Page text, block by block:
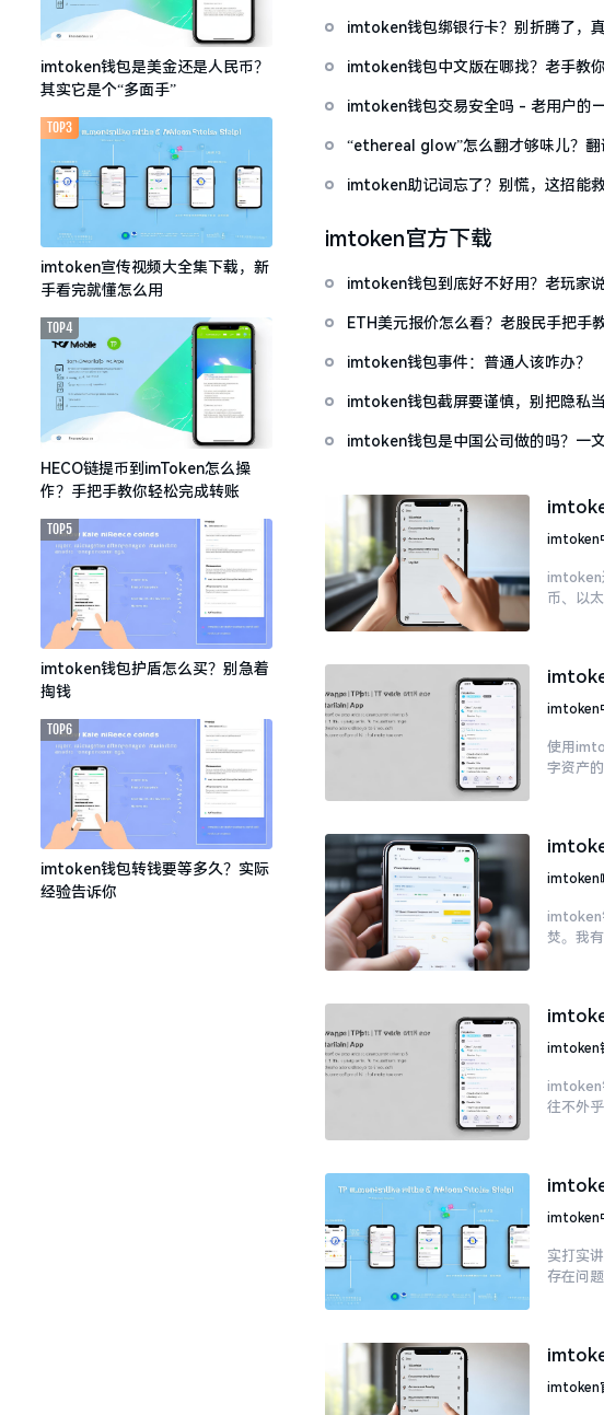
imtoken钱包是美金还是人民币？
其实它是个“多面手”
imtoken宣传视频大全集下载，新
手看完就懂怎么用
TOP3
HECO链提币到imToken怎么操
作？手把手教你轻松完成转账
TOP4
imtoken钱包护盾怎么买？别急着
掏钱
TOP5
imtoken钱包转钱要等多久？实际
经验告诉你
TOP6
imtoken钱包绑银行卡？别折腾了，
imtoken钱包中文版在哪找？老手教
imtoken钱包交易安全吗 - 老用户的
“ethereal glow”怎么翻才够味儿？翻
imtoken助记词忘了？别慌，这招能
imtoken官方下载
imtoken钱包到底好不好用？老玩家
ETH美元报价怎么看？老股民手把手
imtoken钱包事件：普通人该咋办？
imtoken钱包截屏要谨慎，别把隐私
imtoken钱包是中国公司做的吗？一
imtoken
imtoken
币、以
imtoken
使用
字资产
imtoken
imtoken
焚。我
imtoken
imtoken
往不外
imtoken
实打实
存在问
imtoken